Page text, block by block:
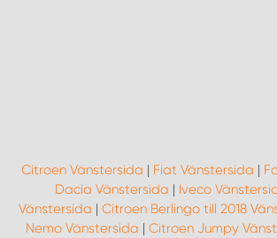
Citroen Vänstersida | Fiat Vänstersida |
Dacia Vänstersida | Iveco
Vänstersida | Citroen Berlingo till 2018
Nemo Vänstersida | Citroen Jumpy